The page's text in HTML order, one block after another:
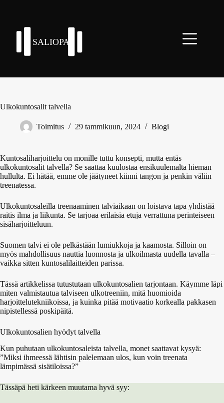
Ulkokuntosalit talvella
Toimitus 29 tammikuun, 2024 Blogi
Kuntosaliharjoittelu on monille tuttu konsepti, mutta entäs
ulkokuntosalit talvella? Se saattaa kuulostaa ensikuulemalta hieman
hullulta. Ei hätää, emme ole jäätyneet kiinni tangon ja penkin väliin
treenatessa.
Ulkokuntosaleilla treenaaminen talviaikaan on loistava tapa yhdistää
raitis ilma ja liikunta. Se tarjoaa erilaisia etuja verrattuna perinteiseen
sisäharjoitteluun.
Suomen talvi ei ole pelkästään lumiukkoja ja kaamosta. Silloin on
myös mahdollisuus nauttia luonnosta ja ulkoilmasta uudella tavalla –
vaikka sitten kuntosalilaitteiden parissa.
Tässä artikkelissa tutustutaan ulkokuntosalien tarjontaan. Käymme läpi
miten valmistautua talviseen ulkotreeniin, mitä huomioida
harjoittelutekniikoissa, ja kuinka pitää motivaatio korkealla pakkasen
nipistellessä poskipäitä.
Ulkokuntosalien hyödyt talvella
Kun puhutaan ulkokuntosaleista talvella, monet saattavat kysyä:
”Miksi ihmeessä lähtisin palelemaan ulos, kun voin treenata
lämpimässä sisätiloissa?”
Tässäpä heti kärkeen muutama hyvä syy: